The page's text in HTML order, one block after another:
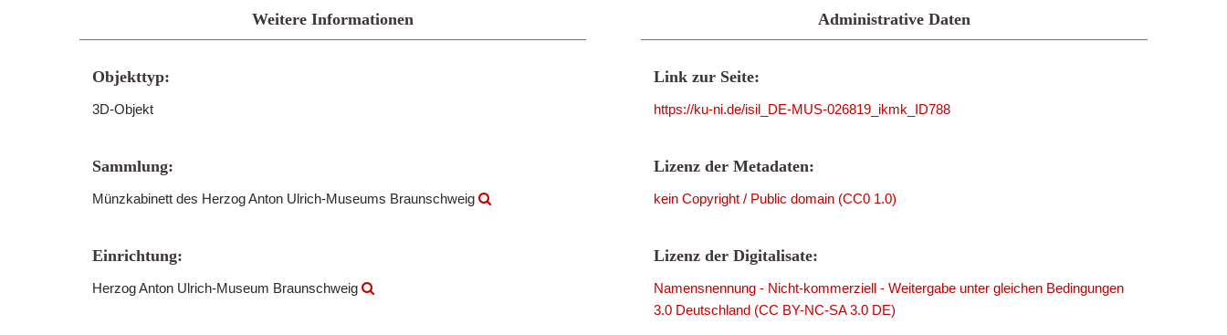
Weitere Informationen
Objekttyp:
3D-Objekt
Sammlung:
Münzkabinett des Herzog Anton Ulrich-Museums Braunschweig
Einrichtung:
Herzog Anton Ulrich-Museum Braunschweig
Administrative Daten
Link zur Seite:
https://ku-ni.de/isil_DE-MUS-026819_ikmk_ID788
Lizenz der Metadaten:
kein Copyright / Public domain (CC0 1.0)
Lizenz der Digitalisate:
Namensnennung - Nicht-kommerziell - Weitergabe unter gleichen Bedingungen
3.0 Deutschland (CC BY-NC-SA 3.0 DE)